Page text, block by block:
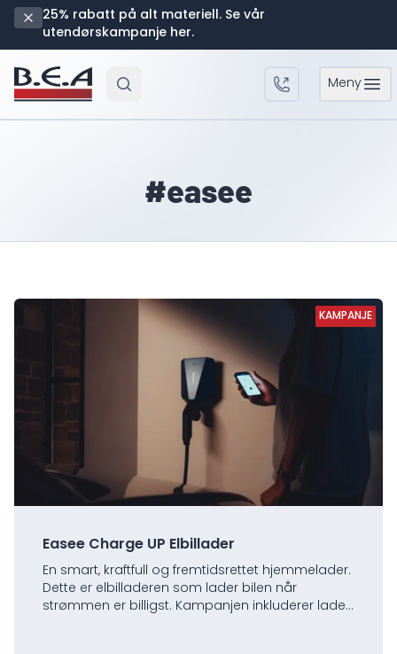
25% rabatt på alt materiell. Se vår
utendørskampanje her.
Meny
#easee
KAMPANJE
KAMPANJE
KAMPANJE
KAMPANJE
Easee Charge UP Elbillader
En smart, kraftfull og fremtidsrettet hjemmelader.
Dette er elbilladeren som lader bilen når
strømmen er billigst. Kampanjen inkluderer lader,